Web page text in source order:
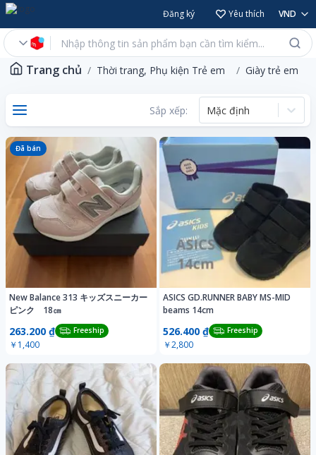
Đăng ký Yêu thích VND
Trang chủ Thời trang, Phụ kiện Trẻ em Giày trẻ em
Sắp xếp: Mặc định
Đã bán
New Balance 313 キッズスニーカー
ピンク 18㎝
263.200 ₫ Freeship
￥1,400
ASICS GD.RUNNER BABY MS-MID
beams 14cm
526.400 ₫ Freeship
￥2,800